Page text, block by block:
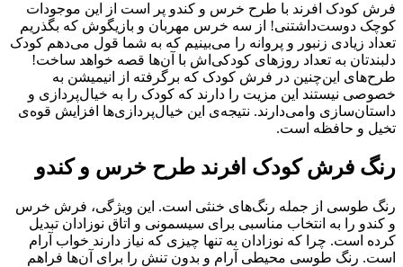
فرش کودک افرند با طرح خرس و کندو پر است از این موجودات
کوچک دوست‌داشتنی! از سه خرس مهربان و بازیگوش که بگذریم
تعداد زیادی زنبور و پروانه را می‌بینیم که به شما قول می‌دهم کودک
دلبندتان به تعداد روزهای کودکی‌اش با آن‌ها قصه خواهد ساخت!
طرح‌های این‌چنین در فرش کودک که برگرفته از انیمیشن به
خصوصی نیستند این مزیت را دارند که کودک را به خیال‌پردازی و
داستان‌سازی وامی‌دارند. نتیجه‌ی این خیال‌پردازی‌ها افزایش قوه‌ی
تخیل و حافظه است.
رنگ فرش کودک افرند طرح خرس و کندو
رنگ طوسی از جمله رنگ‌های خنثی است. این ویژگی، فرش خرس
و کندو را به انتخاب مناسبی برای سیسمونی و اتاق نوزادان تبدیل
کرده است. چرا که نوزادان به تنها چیزی که نیاز دارند خواب آرام
است. رنگ طوسی محیطی آرام و بدون تنش را برای آن‌ها فراهم